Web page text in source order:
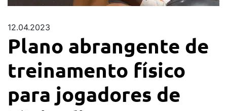
12.04.2023
Plano abrangente de
treinamento físico
para jogadores de